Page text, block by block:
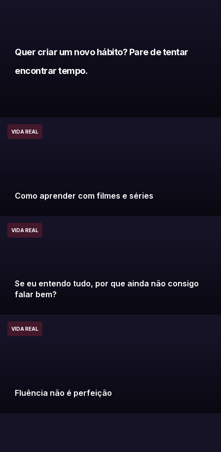
Quer criar um novo hábito? Pare de tentar
encontrar tempo.
Como aprender com filmes e séries
VIDA REAL
Se eu entendo tudo, por que ainda não consigo
falar bem?
VIDA REAL
Fluência não é perfeição
VIDA REAL